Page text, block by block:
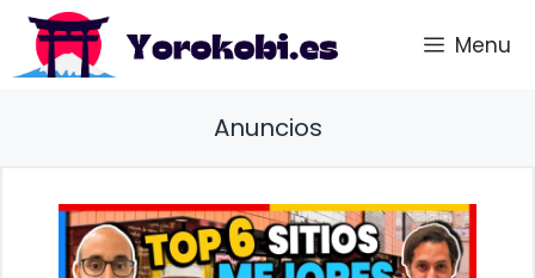
Saltar
contenido
Menu
Anuncios